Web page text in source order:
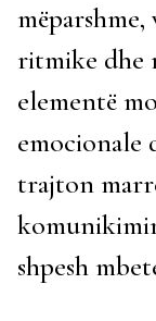
ritmike dhe
elementë
emocionale
trajton
shpesh